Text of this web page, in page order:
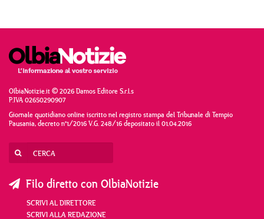
OlbiaNotizie.it © 2026 Damos Editore S.r.l.s
P.IVA 02650290907
Giornale quotidiano online iscritto nel registro stampa del Tribunale di Tempio
Pausania, decreto n°1/2016 V.G. 248/16 depositato il 01.04.2016
Filo diretto con OlbiaNotizie
SCRIVI AL DIRETTORE
SCRIVI ALLA REDAZIONE